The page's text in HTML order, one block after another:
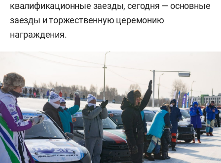
квалификационные заезды, сегодня — основные
заезды и торжественную церемонию
награждения.